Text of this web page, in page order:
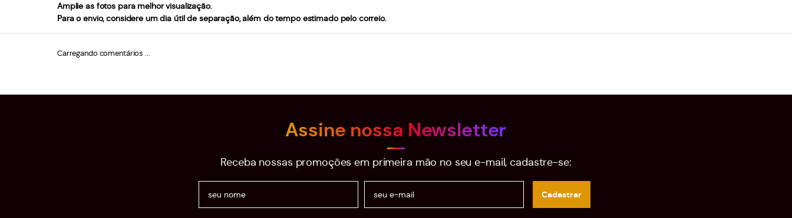
Amplie as fotos para melhor visualização.
Para o envio, considere um dia útil de separação, além do tempo estimado pelo correio.
Carregando comentários ...
Assine nossa Newsletter
Receba nossas promoções em primeira mão no seu e-mail, cadastre-se:
Cadastrar